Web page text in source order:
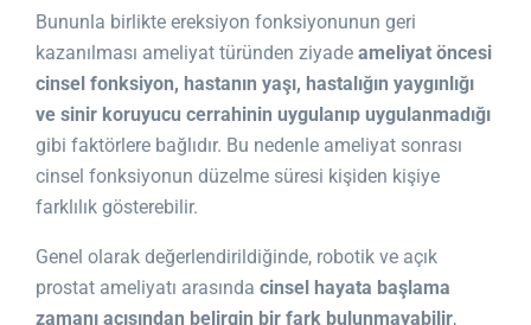
Bununla birlikte ereksiyon fonksiyonunun geri
kazanılması ameliyat türünden ziyade ameliyat öncesi
cinsel fonksiyon, hastanın yaşı, hastalığın yaygınlığı
ve sinir koruyucu cerrahinin uygulanıp uygulanmadığı
gibi faktörlere bağlıdır. Bu nedenle ameliyat sonrası
cinsel fonksiyonun düzelme süresi kişiden kişiye
farklılık gösterebilir.
Genel olarak değerlendirildiğinde, robotik ve açık
prostat ameliyatı arasında cinsel hayata başlama
zamanı açısından belirgin bir fark bulunmayabilir,